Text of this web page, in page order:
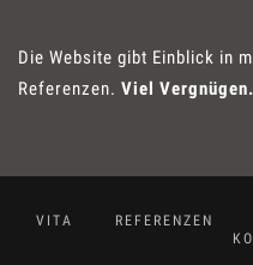
Die Website gibt Einblick in
Referenzen. Viel Vergnügen.
VITA REFERENZEN